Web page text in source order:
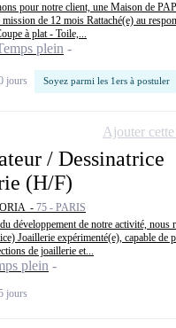
pour notre client, une Maison de
de 12 mois Rattaché(e) au
à plat - Toile,...
plein
jours Soyez parmi les 1ers à postuler
/ Dessinatrice
(H/F)
- 75 - PARIS
développement de notre activité, nous
Joaillerie expérimenté(e), capable de
de joaillerie et...
plein
jours
Ajouter